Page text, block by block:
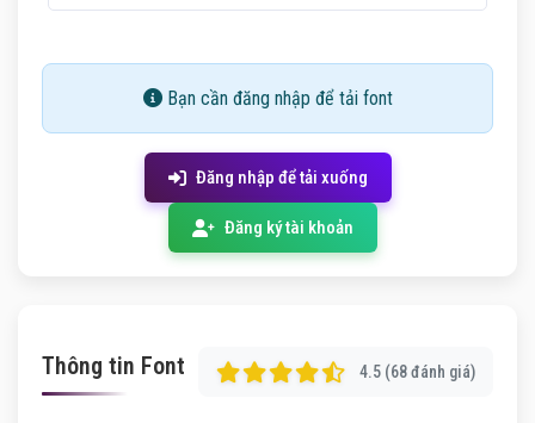
Bạn cần đăng nhập để tải font
Đăng nhập để tải xuống
Đăng ký tài khoản
Thông tin Font 4.5 (68 đánh giá)